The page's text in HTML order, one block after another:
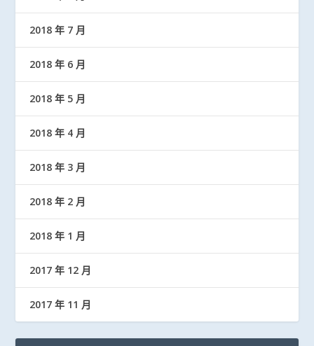
2018 年 7 月
2018 年 6 月
2018 年 5 月
2018 年 4 月
2018 年 3 月
2018 年 2 月
2018 年 1 月
2017 年 12 月
2017 年 11 月